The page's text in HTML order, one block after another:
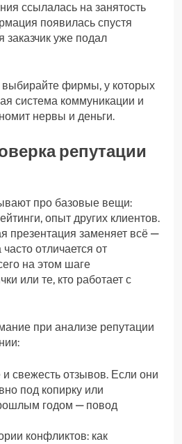
ссылалась на занятость
появилась спустя
заказчик уже подал
фирмы, у которых
система коммуникации и
нервы и деньги.
репутации
про базовые вещи:
опыт других клиентов.
презентация заменяет всё —
отличается от
на этом шаге
или те, кто работает с
при анализе репутации
свежесть отзывов. Если они
под копирку или
годом — повод
конфликтов: как